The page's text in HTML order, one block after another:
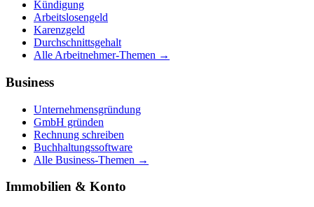
Kündigung
Arbeitslosengeld
Karenzgeld
Durchschnittsgehalt
Alle Arbeitnehmer-Themen →
Business
Unternehmensgründung
GmbH gründen
Rechnung schreiben
Buchhaltungssoftware
Alle Business-Themen →
Immobilien & Konto